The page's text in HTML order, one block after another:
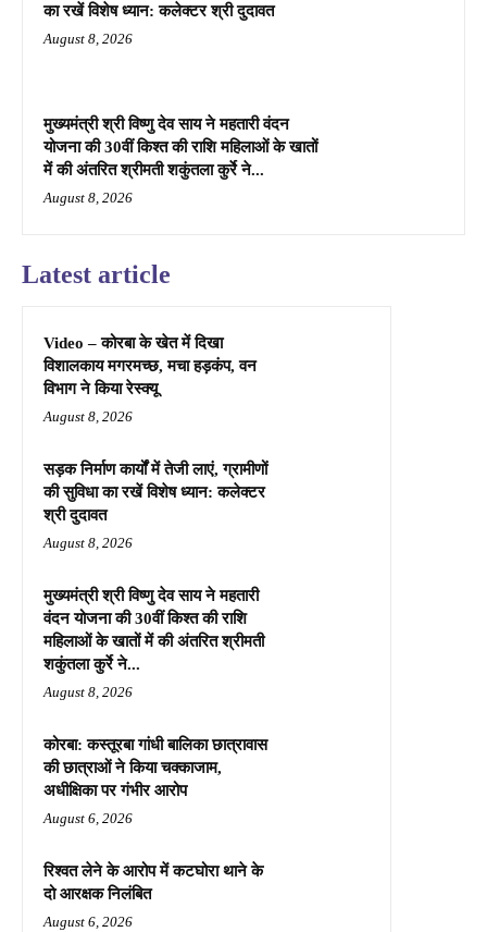
का रखें विशेष ध्यान: कलेक्टर श्री दुदावत
August 8, 2026
मुख्यमंत्री श्री विष्णु देव साय ने महतारी वंदन
योजना की 30वीं किश्त की राशि महिलाओं के खातों
में की अंतरित श्रीमती शकुंतला कुर्रे ने...
August 8, 2026
Latest article
Video – कोरबा के खेत में दिखा
विशालकाय मगरमच्छ, मचा हड़कंप, वन
विभाग ने किया रेस्क्यू
August 8, 2026
सड़क निर्माण कार्यों में तेजी लाएं, ग्रामीणों
की सुविधा का रखें विशेष ध्यान: कलेक्टर
श्री दुदावत
August 8, 2026
मुख्यमंत्री श्री विष्णु देव साय ने महतारी
वंदन योजना की 30वीं किश्त की राशि
महिलाओं के खातों में की अंतरित श्रीमती
शकुंतला कुर्रे ने...
August 8, 2026
कोरबा: कस्तूरबा गांधी बालिका छात्रावास
की छात्राओं ने किया चक्काजाम,
अधीक्षिका पर गंभीर आरोप
August 6, 2026
रिश्वत लेने के आरोप में कटघोरा थाने के
दो आरक्षक निलंबित
August 6, 2026